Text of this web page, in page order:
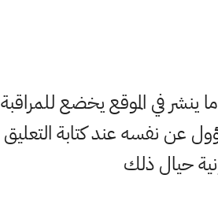
في الموقع يخضع للمراقبة
عن نفسه عند كتابة التعليق
حيال ذلك